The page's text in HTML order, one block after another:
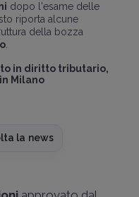
dopo l'esame delle
riporta alcune
della bozza
.
in diritto tributario,
Milano
la news